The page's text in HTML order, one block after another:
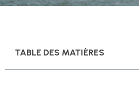
TABLE DES MATIÈRES